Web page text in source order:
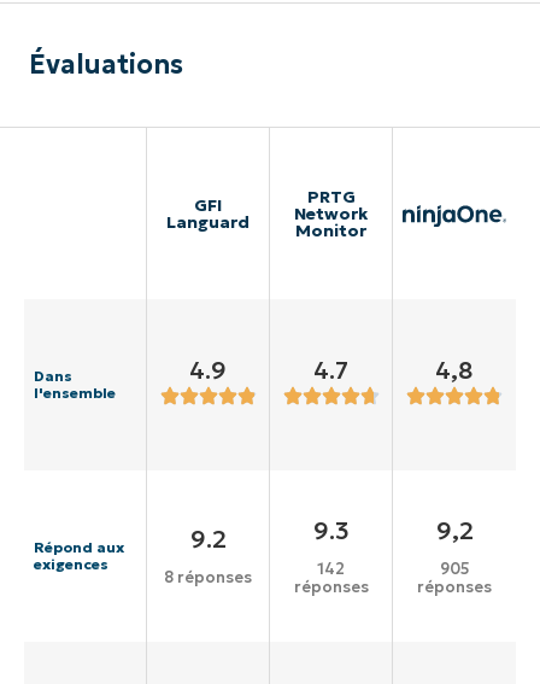
Évaluations
GFI
Languard
PRTG
Network
Monitor
Dans
l'ensemble
4.9 4.7 4,8
Répond aux
exigences
9.2
8 réponses
9.3
142
réponses
9,2
905
réponses